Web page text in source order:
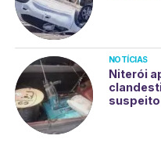
NOTÍCIAS
Niterói
suspeito